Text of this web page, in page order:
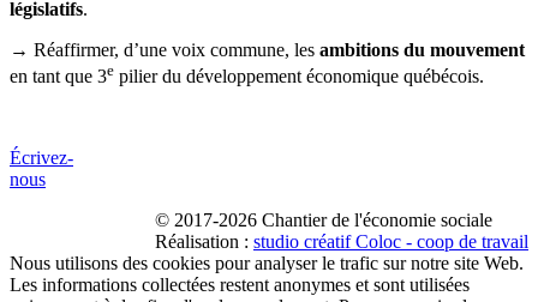
législatifs.
→ Réaffirmer, d’une voix commune, les ambitions du mouvement
en tant que 3e pilier du développement économique québécois.
Écrivez-
nous
© 2017-2026 Chantier de l'économie sociale
Réalisation : studio créatif Coloc - coop de travail
Nous utilisons des cookies pour analyser le trafic sur notre site Web.
Les informations collectées restent anonymes et sont utilisées